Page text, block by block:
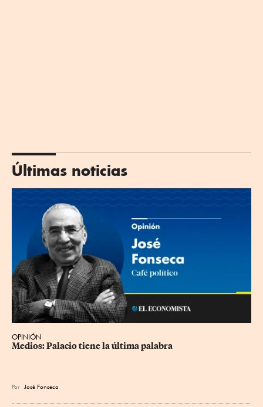
Últimas noticias
OPINIÓN
Medios: Palacio tiene la última palabra
Por José Fonseca